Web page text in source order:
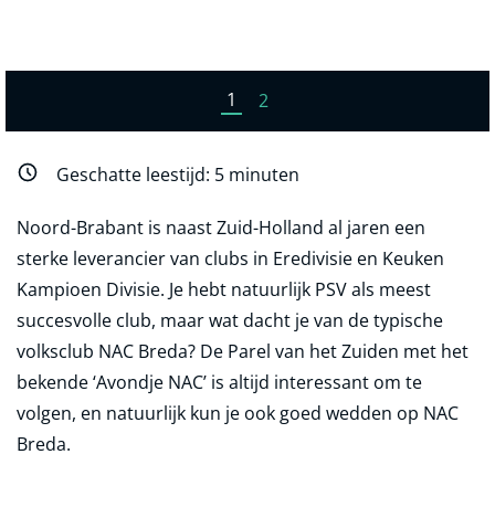
1 2
Geschatte leestijd: 5 minuten
Noord-Brabant is naast Zuid-Holland al jaren een
sterke leverancier van clubs in Eredivisie en Keuken
Kampioen Divisie. Je hebt natuurlijk PSV als meest
succesvolle club, maar wat dacht je van de typische
volksclub NAC Breda? De Parel van het Zuiden met het
bekende ‘Avondje NAC’ is altijd interessant om te
volgen, en natuurlijk kun je ook goed wedden op NAC
Breda.